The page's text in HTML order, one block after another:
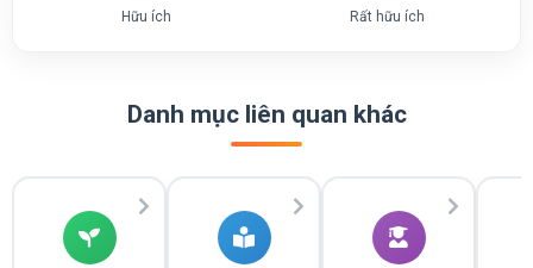
Hữu ích Rất hữu ích
Danh mục liên quan khác